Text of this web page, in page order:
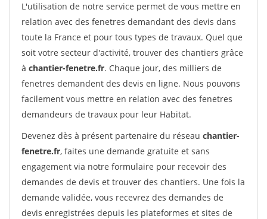
L'utilisation de notre service permet de vous mettre en
relation avec des fenetres demandant des devis dans
toute la France et pour tous types de travaux. Quel que
soit votre secteur d'activité, trouver des chantiers grâce
à chantier-fenetre.fr. Chaque jour, des milliers de
fenetres demandent des devis en ligne. Nous pouvons
facilement vous mettre en relation avec des fenetres
demandeurs de travaux pour leur Habitat.
Devenez dès à présent partenaire du réseau chantier-
fenetre.fr, faites une demande gratuite et sans
engagement via notre formulaire pour recevoir des
demandes de devis et trouver des chantiers. Une fois la
demande validée, vous recevrez des demandes de
devis enregistrées depuis les plateformes et sites de